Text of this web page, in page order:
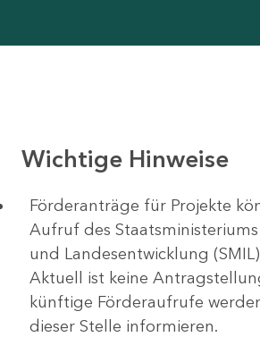
Wichtige Hinweise
Förderanträge für Projekte
Aufruf des
und Landesentwicklung
Aktuell ist keine
künftige Förderaufrufe
dieser Stelle informieren.